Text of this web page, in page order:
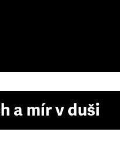
a mír v duši